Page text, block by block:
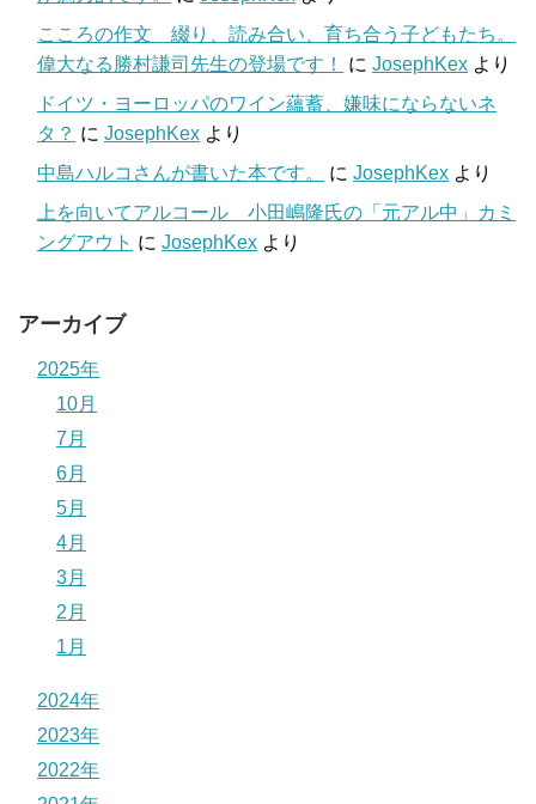
こころの作文 綴り、読み合い、育ち合う子どもたち。
偉大なる勝村謙司先生の登場です！
に JosephKex より
ドイツ・ヨーロッパのワイン蘊蓄、嫌味にならないネ
タ？ に JosephKex より
中島ハルコさんが書いた本です。
に JosephKex より
上を向いてアルコール 小田嶋隆氏の「元アル中」カミ
ングアウト に JosephKex より
アーカイブ
2025年
10月
7月
6月
5月
4月
3月
2月
1月
2024年
2023年
2022年